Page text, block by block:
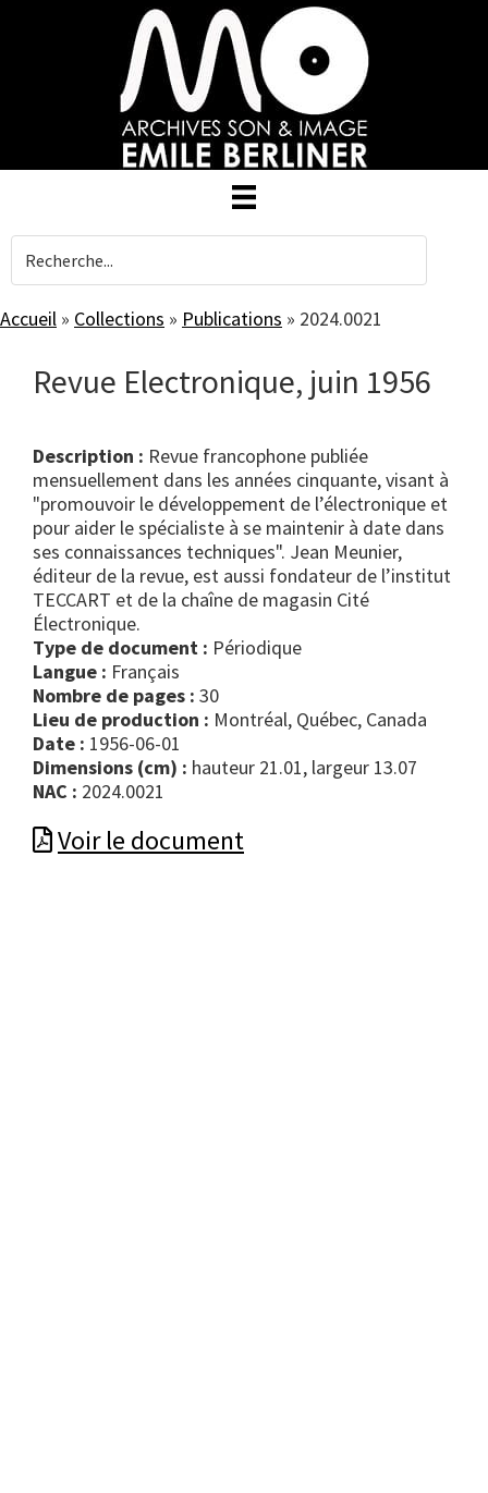
Accueil » Collections » Publications » 2024.0021
Revue Electronique, juin 1956
Description : Revue francophone publiée
mensuellement dans les années cinquante, visant à
"promouvoir le développement de l’électronique et
pour aider le spécialiste à se maintenir à date dans
ses connaissances techniques". Jean Meunier,
éditeur de la revue, est aussi fondateur de l’institut
TECCART et de la chaîne de magasin Cité
Électronique.
Type de document :
périodique
Langue : Français
Nombre de pages : 30
Lieu de production : Montréal, Québec, Canada
Date : 1956-06-01
Dimensions (cm) : hauteur 21.01, largeur 13.07
NAC : 2024.0021
Voir le document